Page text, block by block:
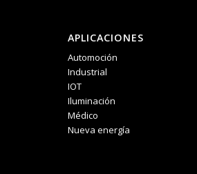
APLICACIONES
Automoción
Industrial
IOT
Iluminación
Médico
Nueva energía